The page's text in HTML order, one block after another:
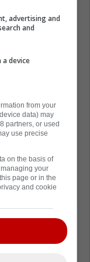
pas à la
acquis
les
leur
ci voulait
à
donc, il y a
à
là. »
advertising and
and
device
from your
data) may
partners, or used
use precise
on the basis of
your
page or in the
and cookie